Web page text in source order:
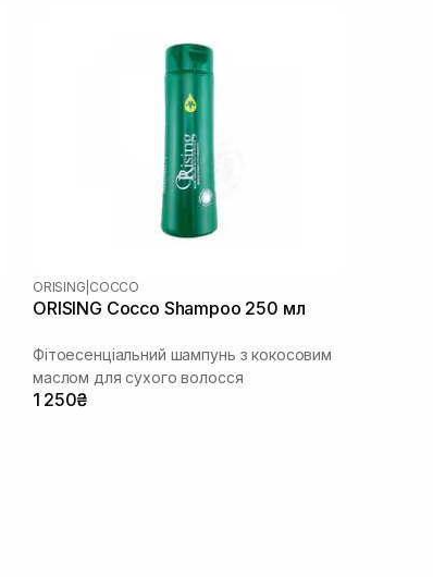
ORISING COCCO
ORISING Cocco Shampoo 250 мл
Фітоесенціальний шампунь з кокосовим
маслом для сухого волосся
1 250₴